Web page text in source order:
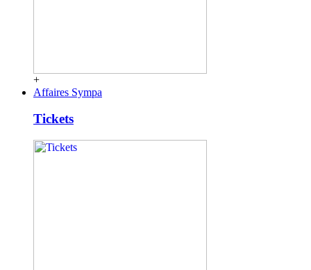
+
Affaires Sympa
Tickets